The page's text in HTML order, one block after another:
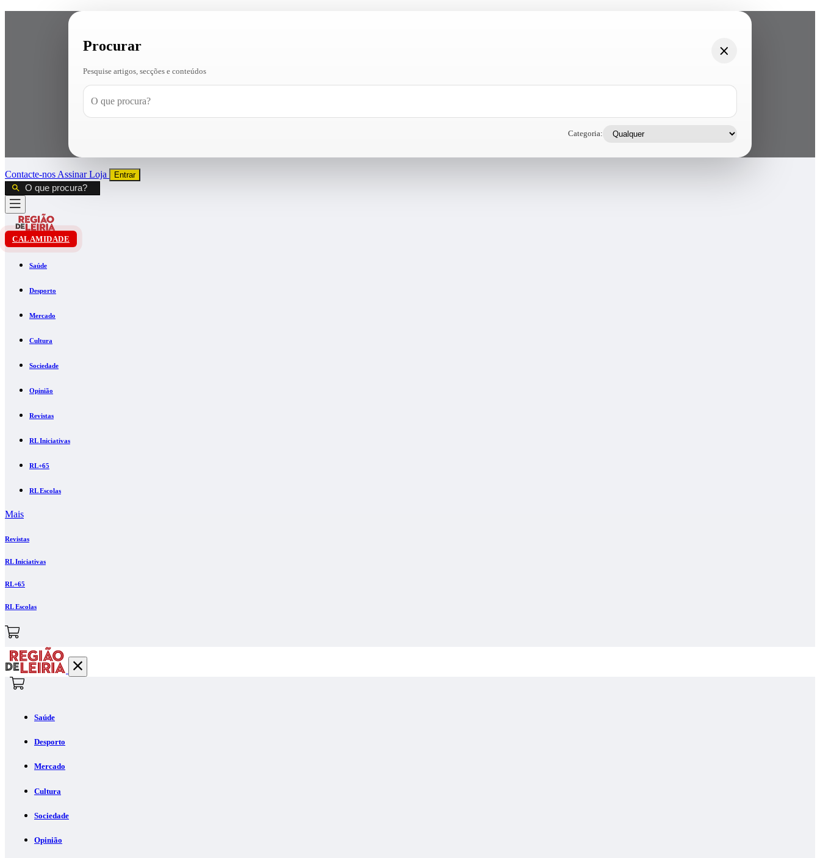
Procurar
Pesquise artigos, secções e conteúdos
Categoria:
Contacte-nos AssinarLoja Entrar
CALAMIDADE
Saúde
Desporto
Mercado
Cultura
Sociedade
Opinião
Revistas
RL Iniciativas
RL+65
RL Escolas
Mais
Revistas
RL Iniciativas
RL+65
RL Escolas
Saúde
Desporto
Mercado
Cultura
Sociedade
Opinião